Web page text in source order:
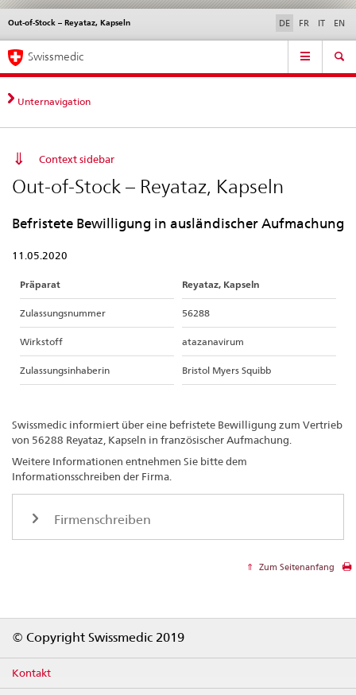
Direktnavigation
News,
Rechtsgrundlagen,
Kontakt
News & Updates Kontakt | Support & Hilfe
Out-of-Stock – Reyataz, Kapseln
Sprachwahl DE FR IT EN
Service
Hauptnavigation
Swissmedic
Unternavigation
Context sidebar
Out-of-Stock – Reyataz, Kapseln
Befristete Bewilligung in ausländischer Aufmachung
11.05.2020
Präparat Reyataz, Kapseln
Zulassungsnummer 56288
Wirkstoff atazanavirum
Zulassungsinhaberin Bristol Myers Squibb
Swissmedic informiert über eine befristete Bewilligung zum Vertrieb
von 56288 Reyataz, Kapseln in französischer Aufmachung.
Weitere Informationen entnehmen Sie bitte dem
Informationsschreiben der Firma.
Firmenschreiben
Zum Seitenanfang
© Copyright Swissmedic 2019
Kontakt